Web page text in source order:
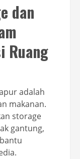
dan
Ruang
adalah
makanan.
storage
gantung,